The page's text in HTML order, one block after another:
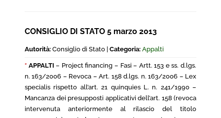
CONSIGLIO DI STATO 5 marzo 2013
Autorità: Consiglio di Stato | Categoria: Appalti
* APPALTI – Project financing – Fasi – Artt. 153 e ss. d.lgs.
n. 163/2006 – Revoca – Art. 158 d.lgs. n. 163/2006 – Lex
specialis rispetto all’art. 21 quinquies L. n. 241/1990 –
Mancanza dei presupposti applicativi dell’art. 158 (revoca
intervenuta anteriormente al rilascio del titolo